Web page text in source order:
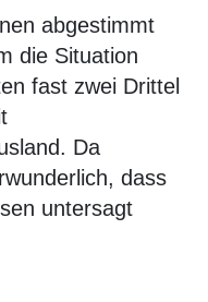
abgestimmt
die Situation
fast zwei Drittel
Da
dass
untersagt